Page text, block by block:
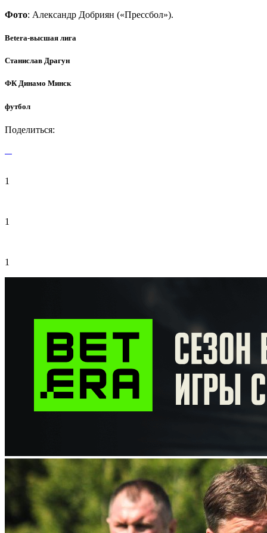
Фото: Александр Добриян («Прессбол»).
Betera-высшая лига
Станислав Драгун
ФК Динамо Минск
футбол
Поделиться:
1
1
1